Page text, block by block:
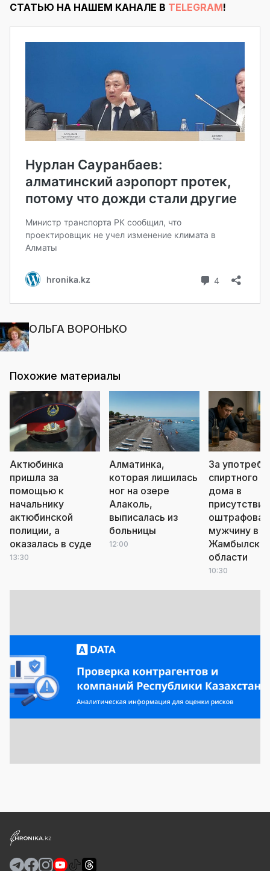
СТАТЬЮ НА НАШЕМ КАНАЛЕ В TELEGRAM!
ОЛЬГА ВОРОНЬКО
Похожие материалы
Актюбинка
пришла за
помощью к
начальнику
актюбинской
полиции, а
оказалась в суде
13:30
Алматинка,
которая лишилась
ног на озере
Алаколь,
выписалась из
больницы
12:00
За
спиртного у
дома в
мужчину в
области
10:30